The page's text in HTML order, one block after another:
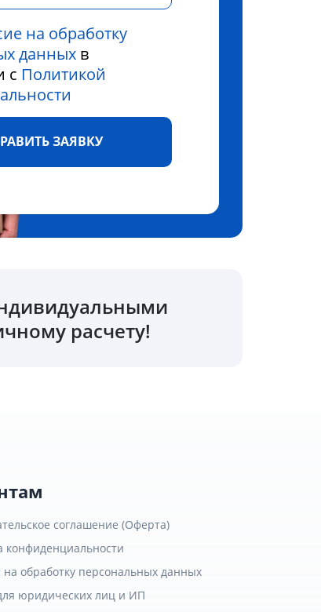
на обработку
данных в
с Политикой
ЗАЯВКУ
расчету!
соглашение (Оферта)
конфиденциальности
на обработку персональных данных
юридических лиц и ИП